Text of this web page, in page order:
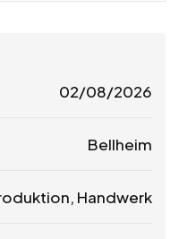
02/08/2026
Bellheim
Handwerk